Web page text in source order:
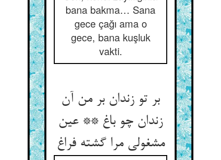
bana bakma… Sana
gece çağı ama o
gece, bana kuşluk
vakti.
بر تو زندان بر من آن
زندان چو باغ ** عین
مشغولی مرا گشته فراغ‏